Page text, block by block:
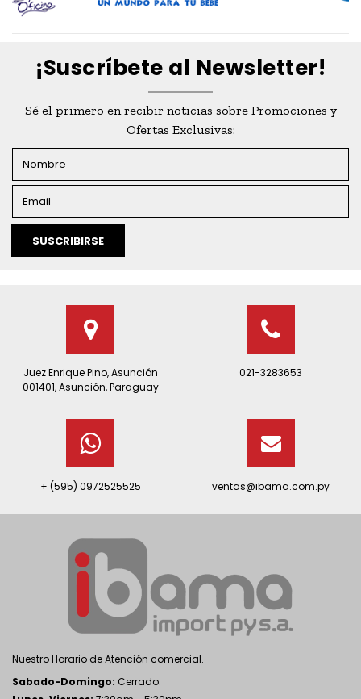
¡Suscríbete al Newsletter!
Sé el primero en recibir noticias sobre Promociones y
Ofertas Exclusivas:
SUSCRIBIRSE
Juez Enrique Pino, Asunción
001401, Asunción, Paraguay
021-3283653
+ (595) 0972525525 ventas@ibama.com.py
Nuestro Horario de Atención comercial.
Sabado-Domingo: Cerrado.